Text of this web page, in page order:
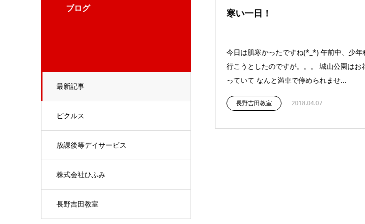
ブログ
最新記事
ピクルス
放課後等デイサービス
株式会社ひふみ
長野吉田教室
寒い一日！
今日は肌寒かったですね(*_*) 午前中、少年
行こうとしたのですが。。。 城山公園はお
っていて なんと満車で停められませ...
長野吉田教室 2018.04.07